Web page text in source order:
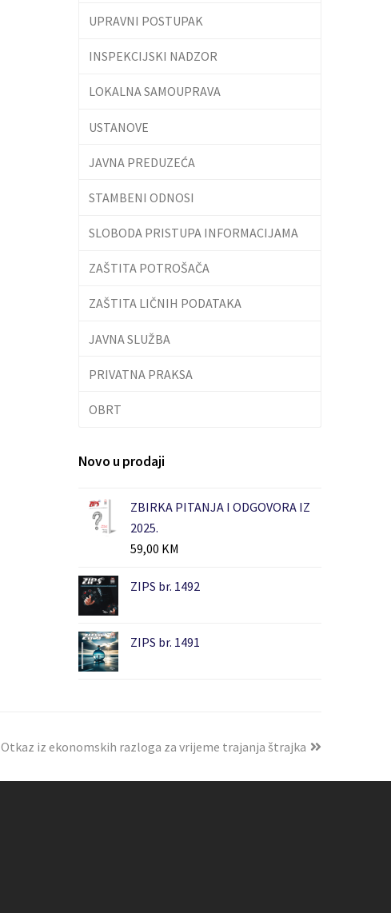
UPRAVNI POSTUPAK
INSPEKCIJSKI NADZOR
LOKALNA SAMOUPRAVA
USTANOVE
JAVNA PREDUZEĆA
STAMBENI ODNOSI
SLOBODA PRISTUPA INFORMACIJAMA
ZAŠTITA POTROŠAČA
ZAŠTITA LIČNIH PODATAKA
JAVNA SLUŽBA
PRIVATNA PRAKSA
OBRT
Novo u prodaji
ZBIRKA PITANJA I ODGOVORA IZ
2025.
59,00 KM
ZIPS br. 1492
ZIPS br. 1491
Otkaz iz ekonomskih razloga za vrijeme trajanja štrajka